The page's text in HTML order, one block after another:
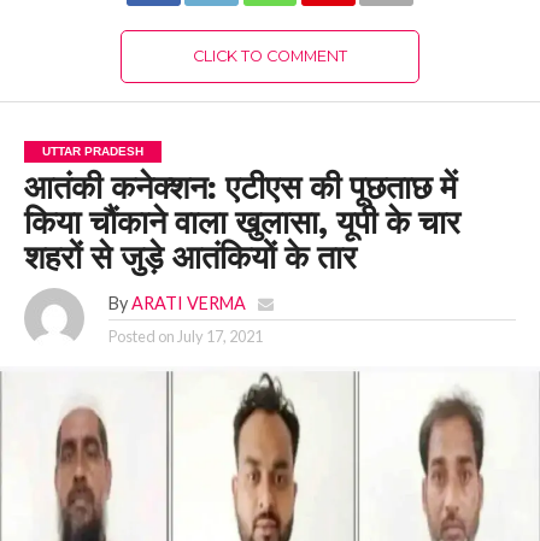
CLICK TO COMMENT
UTTAR PRADESH
आतंकी कनेक्शन: एटीएस की पूछताछ में
किया चौंकाने वाला खुलासा, यूपी के चार
शहरों से जुड़े आतंकियों के तार
By ARATI VERMA
Posted onJuly 17, 2021